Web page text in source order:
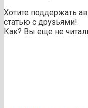
Хотите поддержать
статью с друзьями!
Как? Вы еще не